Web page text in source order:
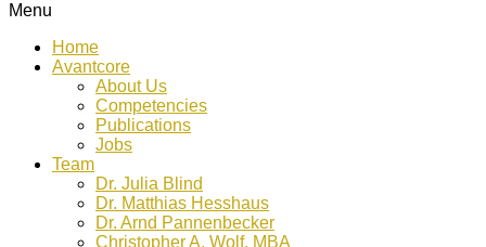
Menu
Home
Avantcore
About Us
Competencies
Publications
Jobs
Team
Dr. Julia Blind
Dr. Matthias Hesshaus
Dr. Arnd Pannenbecker
Christopher A. Wolf, MBA